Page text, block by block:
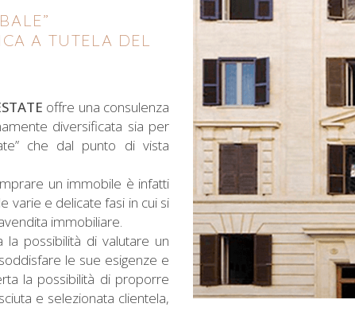
A TUTELA DEL
offre una consulenza
diversificata sia per
che dal punto di vista
un immobile è infatti
varie e delicate fasi in cui si
immobiliare.
possibilità di valutare un
le sue esigenze e
la possibilità di proporre
e selezionata clientela,